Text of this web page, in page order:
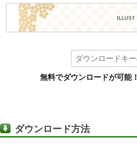
無料でダウンロードが可能！
ダウンロード方法